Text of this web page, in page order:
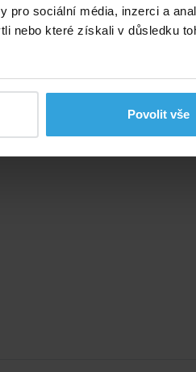
pro sociální média, inzerci a
nebo které získali v důsledku
Povolit vše